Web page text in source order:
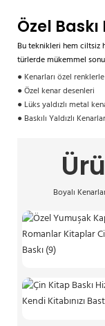
Özel
Bu teknikleri hem
türlerde mükemmel
● Kenarları özel
● Özel kenar desenleri
● Lüks yaldızlı metal
● Baskılı Yaldızlı Kenarlar
Boyalı